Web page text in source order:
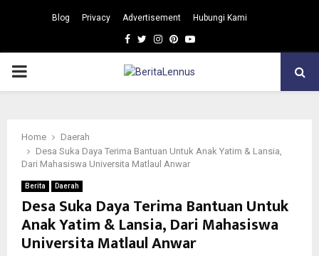
Blog Privacy Advertisement Hubungi Kami
Facebook
TwitterInstagram
Pinterest
Youtube
PRIMARY
Home
Daerah
Desa Suka Daya Terima Bantuan Untuk Anak Yatim & Lansia,
Dari Mahasiswa Universita Matlaul Anwar
Berita Daerah
Desa Suka Daya Terima Bantuan Untuk
Anak Yatim & Lansia, Dari Mahasiswa
Universita Matlaul Anwar